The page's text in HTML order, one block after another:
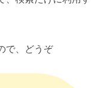
で、どうぞ